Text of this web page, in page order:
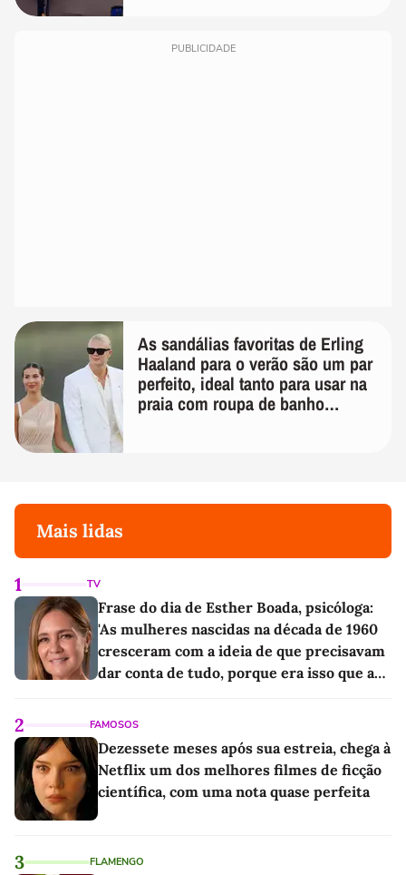
PUBLICIDADE
As sandálias favoritas de Erling
Haaland para o verão são um par
perfeito, ideal tanto para usar na
praia com roupa de banho
Mais lidas
1 TV
Frase do dia de Esther Boada, psicóloga:
'As mulheres nascidas na década de 1960
cresceram com a ideia de que precisavam
dar conta de tudo, porque era isso que a
2 FAMOSOS
Dezessete meses após sua estreia, chega à
Netflix um dos melhores filmes de ficção
científica, com uma nota quase perfeita
3 FLAMENGO